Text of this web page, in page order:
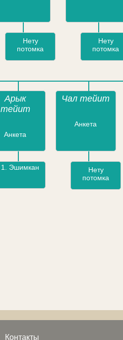
Нету
потомка
Нету
потомка
Арык
тейит
Анкета
1. Эшимкан
Чал тейит
Анкета
Нету
потомка
Контакты